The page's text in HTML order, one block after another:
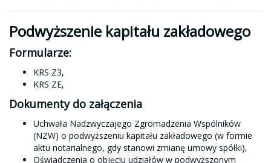
Podwyższenie kapitału zakładowego
Formularze:
KRS Z3,
KRS ZE,
Dokumenty do załączenia
Uchwała Nadzwyczajego Zgromadzenia Wspólników
(NZW) o podwyższeniu kapitału zakładowego (w formie
aktu notarialnego, gdy stanowi zmianę umowy spółki),
Oświadczenia o objęciu udziałów w podwyższonym